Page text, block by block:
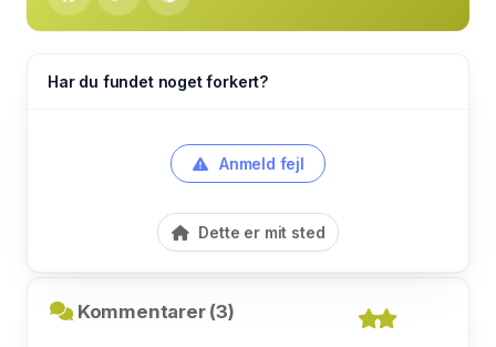
Har du fundet noget forkert?
Anmeld fejl
Dette er mit sted
Kommentarer (3)